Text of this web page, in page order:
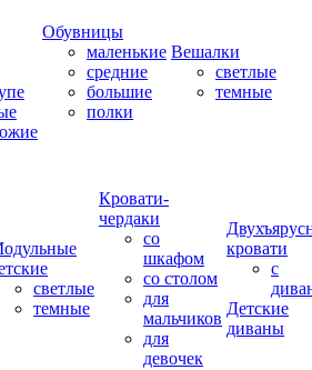
Обувницы
маленькие
средние
большие
полки
Вешалки
светлые
темные
светлые
темные
Кровати-
чердаки
со
шкафом
со столом
для
мальчиков
для
девочек
кровати
с
Детские
диваны